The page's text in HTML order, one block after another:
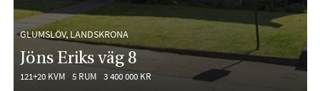
GLUMSLÖV, LANDSKRONA
Jöns Eriks väg 8
121+20 KVM 5 RUM 3 400 000 KR